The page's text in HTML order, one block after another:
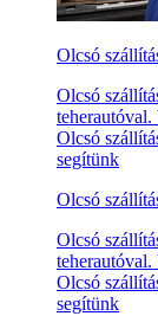
Olcsó
Olcsó
Olcsó
segítünk
Olcsó
Olcsó
Olcsó
segítünk